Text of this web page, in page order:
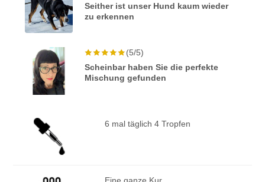
Seither ist unser Hund kaum wieder
zu erkennen
(5/5)
Scheinbar haben Sie die perfekte
Mischung gefunden
6 mal täglich 4 Tropfen
Eine ganze Kur